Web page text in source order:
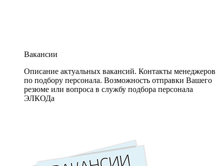
Вакансии
Описание актуальных вакансий. Контакты менеджеров
по подбору персонала. Возможность отправки Вашего
резюме или вопроса в службу подбора персонала
ЭЛКОДа